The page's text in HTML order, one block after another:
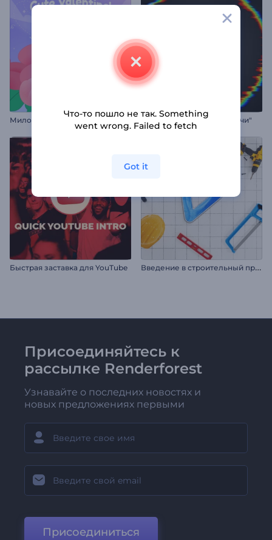
Милое вступление ко Дню святого Валентина Интро "Абстрактные глитчи"
Быстрая заставка для YouTube В
ведение в строительный проект
Присоединяйтесь к
рассылке Renderforest
Узнавайте о последних новостях и
новых предложениях первыми
Присоединиться
Что-то пошло не так. Something
went wrong. Failed to fetch
Got it